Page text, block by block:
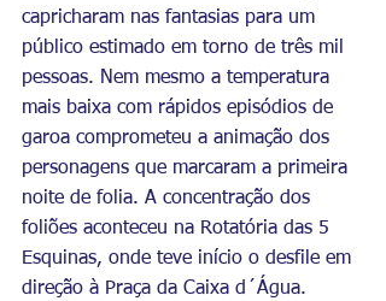
capricharam nas fantasias para um
público estimado em torno de três mil
pessoas. Nem mesmo a temperatura
mais baixa com rápidos episódios de
garoa comprometeu a animação dos
personagens que marcaram a primeira
noite de folia. A concentração dos
foliões aconteceu na Rotatória das 5
Esquinas, onde teve início o desfile em
direção à Praça da Caixa d´Água.